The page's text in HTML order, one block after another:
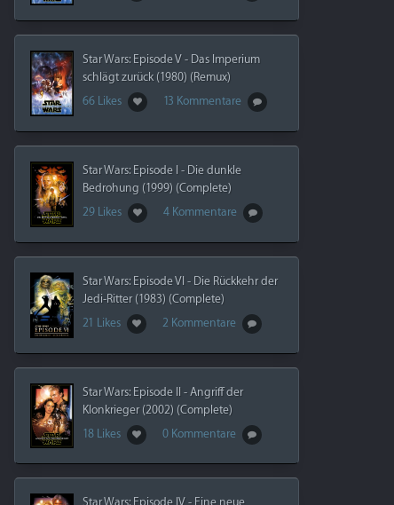
Star Wars: Episode V - Das Imperium
schlägt zurück (1980) (Remux)
66 Likes
13 Kommentare
Star Wars: Episode I - Die dunkle
Bedrohung (1999) (Complete)
29 Likes
4 Kommentare
Star Wars: Episode VI - Die Rückkehr der
Jedi-Ritter (1983) (Complete)
21 Likes
2 Kommentare
Star Wars: Episode II - Angriff der
Klonkrieger (2002) (Complete)
18 Likes
0 Kommentare
Star Wars: Episode IV - Eine neue